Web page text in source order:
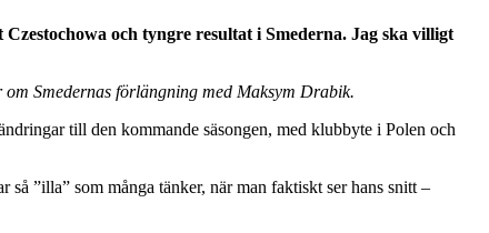
och tyngre resultat i Smederna. Jag ska villigt
Smedernas förlängning med Maksym Drabik.
till den kommande säsongen, med klubbyte i Polen och
så ”illa” som många tänker, när man faktiskt ser hans snitt –